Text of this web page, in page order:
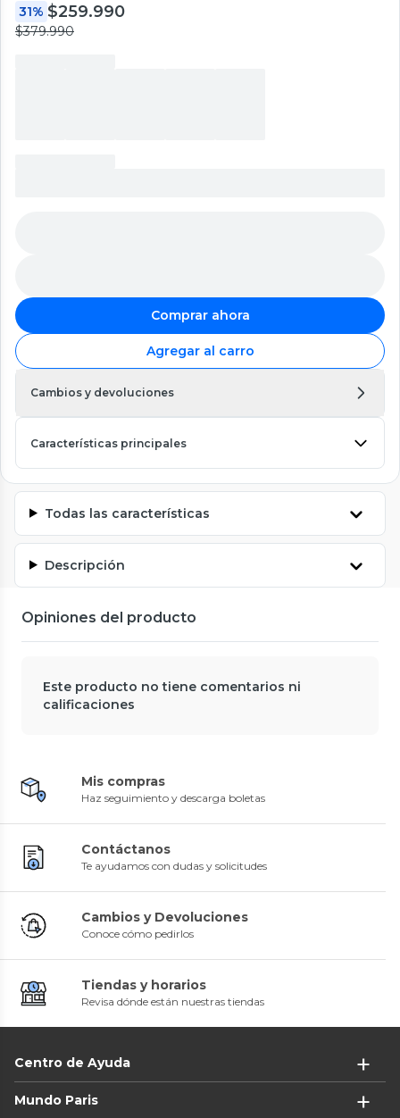
31% $259.990
$379.990
Comprar ahora
Agregar al carro
Cambios y devoluciones
Características principales
Todas las características
Descripción
Opiniones del producto
Este producto no tiene comentarios ni
calificaciones
Mis compras
Haz seguimiento y descarga boletas
Contáctanos
Te ayudamos con dudas y solicitudes
Cambios y Devoluciones
Conoce cómo pedirlos
Tiendas y horarios
Revisa dónde están nuestras tiendas
Centro de Ayuda
Mundo Paris